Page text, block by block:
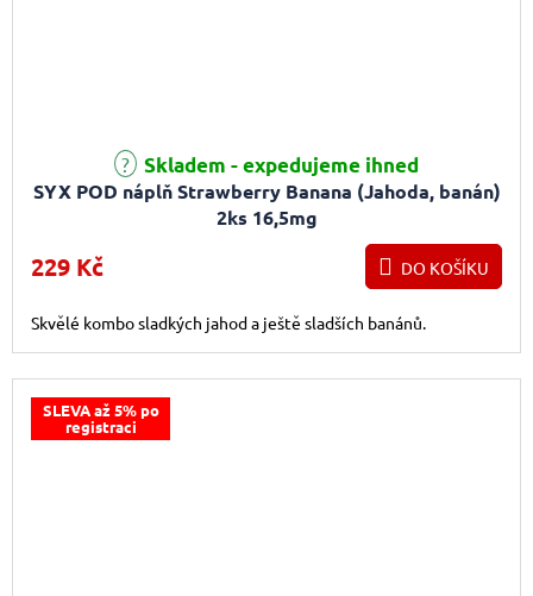
SYX POD náplň Strawberry Banana (Jahoda, banán)
2ks 16,5mg
Průměrné hodnocení produktu je 5,0 z 5 hvězdiček.
Skladem - expedujeme ihned
229 Kč DO KOŠÍKU
Skvělé kombo sladkých jahod a ještě sladších banánů.
SLEVA až 5% po
registraci